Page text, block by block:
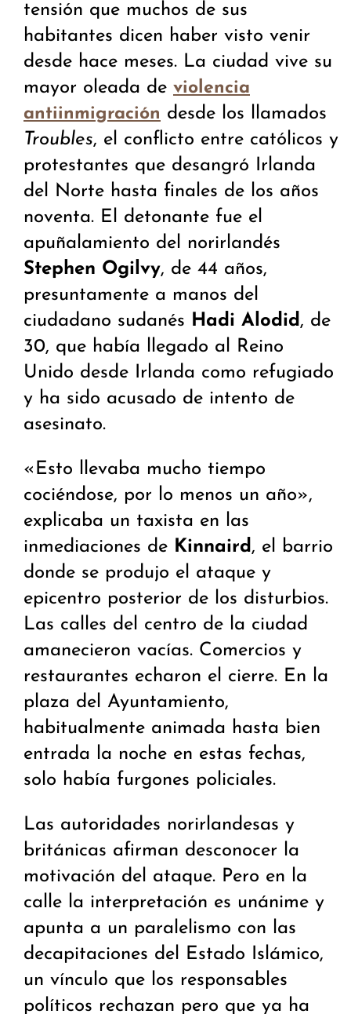
tensión que muchos de sus
habitantes dicen haber visto venir
desde hace meses. La ciudad vive su
mayor oleada de violencia
antiinmigración desde los llamados
Troubles, el conflicto entre católicos y
protestantes que desangró Irlanda
del Norte hasta finales de los años
noventa. El detonante fue el
apuñalamiento del norirlandés
Stephen Ogilvy, de 44 años,
presuntamente a manos del
ciudadano sudanés Hadi Alodid, de
30, que había llegado al Reino
Unido desde Irlanda como refugiado
y ha sido acusado de intento de
asesinato.
«Esto llevaba mucho tiempo
cociéndose, por lo menos un año»,
explicaba un taxista en las
inmediaciones de Kinnaird, el barrio
donde se produjo el ataque y
epicentro posterior de los disturbios.
Las calles del centro de la ciudad
amanecieron vacías. Comercios y
restaurantes echaron el cierre. En la
plaza del Ayuntamiento,
habitualmente animada hasta bien
entrada la noche en estas fechas,
solo había furgones policiales.
Las autoridades norirlandesas y
británicas afirman desconocer la
motivación del ataque. Pero en la
calle la interpretación es unánime y
apunta a un paralelismo con las
decapitaciones del Estado Islámico,
un vínculo que los responsables
políticos rechazan pero que ya ha